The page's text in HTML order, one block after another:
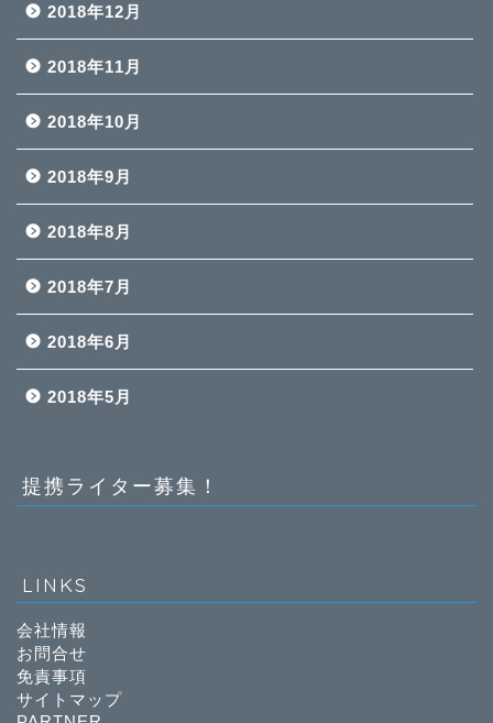
2018年12月
2018年11月
2018年10月
2018年9月
2018年8月
2018年7月
2018年6月
2018年5月
提携ライター募集！
LINKS
会社情報
お問合せ
免責事項
サイトマップ